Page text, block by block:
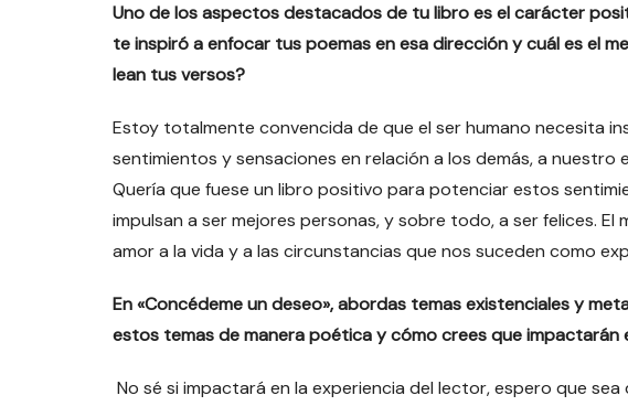
Uno de los aspectos destacados de tu libro es el carácter
te inspiró a enfocar tus poemas en esa dirección y cuál es el
lean tus versos?
Estoy totalmente convencida de que el ser humano necesita
sentimientos y sensaciones en relación a los demás, a nuestro
Quería que fuese un libro positivo para potenciar estos
impulsan a ser mejores personas, y sobre todo, a ser felices.
amor a la vida y a las circunstancias que nos suceden como
En «Concédeme un deseo», abordas temas existenciales y
estos temas de manera poética y cómo crees que impactarán
No sé si impactará en la experiencia del lector, espero que sea